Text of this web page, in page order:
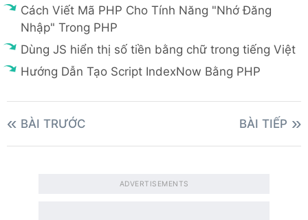
Cách Viết Mã PHP Cho Tính Năng "Nhớ Đăng
Nhập" Trong PHP
Dùng JS hiển thị số tiền bằng chữ trong tiếng Việt
Hướng Dẫn Tạo Script IndexNow Bằng PHP
BÀI TRƯỚC BÀI TIẾP
ADVERTISEMENTS